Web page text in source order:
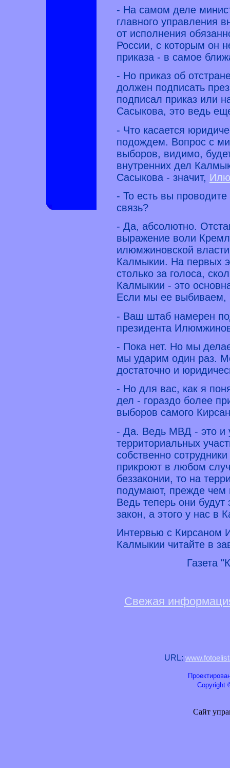
- На самом деле
главного управления
от исполнения
России, с которым он
приказа - в самое
- Но приказ об
должен подписать
подписал приказ или
Сасыкова, это ведь
- Что касается
подождем. Вопрос с
выборов, видимо,
внутренних дел
Сасыкова - значит,
- То есть вы
связь?
- Да, абсолютно.
выражение воли
илюмжиновской
Калмыкии. На первых
столько за голоса,
Калмыкии - это
Если мы ее выбиваем,
- Ваш штаб намерен
президента
- Пока нет. Но мы
мы ударим один раз.
достаточно и
- Но для вас, как я
дел - гораздо более
выборов самого
- Да. Ведь МВД - это и
территориальных
собственно
прикроют в любом
беззаконии, то на
подумают, прежде чем
Ведь теперь они будут
закон, а этого у нас в
Интервью с Кирсаном
Калмыкии читайте в
Газета
Свежая
URL:
Copyright
Сайт